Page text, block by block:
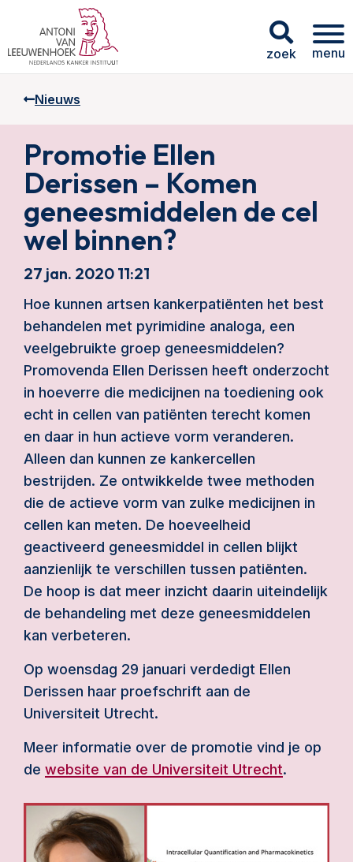
zoek menu
Nieuws
Promotie Ellen
Derissen – Komen
geneesmiddelen de cel
wel binnen?
27 jan. 2020 11:21
Hoe kunnen artsen kankerpatiënten het best
behandelen met pyrimidine analoga, een
veelgebruikte groep geneesmiddelen?
Promovenda Ellen Derissen heeft onderzocht
in hoeverre die medicijnen na toediening ook
echt in cellen van patiënten terecht komen
en daar in hun actieve vorm veranderen.
Alleen dan kunnen ze kankercellen
bestrijden. Ze ontwikkelde twee methoden
die de actieve vorm van zulke medicijnen in
cellen kan meten. De hoeveelheid
geactiveerd geneesmiddel in cellen blijkt
aanzienlijk te verschillen tussen patiënten.
De hoop is dat meer inzicht daarin uiteindelijk
de behandeling met deze geneesmiddelen
kan verbeteren.
Op woensdag 29 januari verdedigt Ellen
Derissen haar proefschrift aan de
Universiteit Utrecht.
Meer informatie over de promotie vind je op
de website van de Universiteit Utrecht.